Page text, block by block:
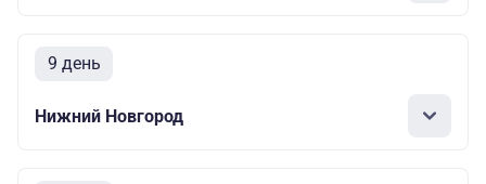
9 день
Нижний Новгород